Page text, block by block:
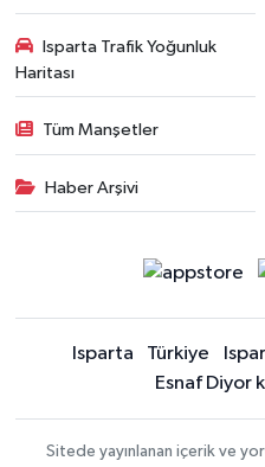
Isparta Trafik Yoğunluk
Haritası
Tüm Manşetler
Haber Arşivi
Isparta Türkiye
Esnaf Diyor
Sitede yayınlanan içerik ve